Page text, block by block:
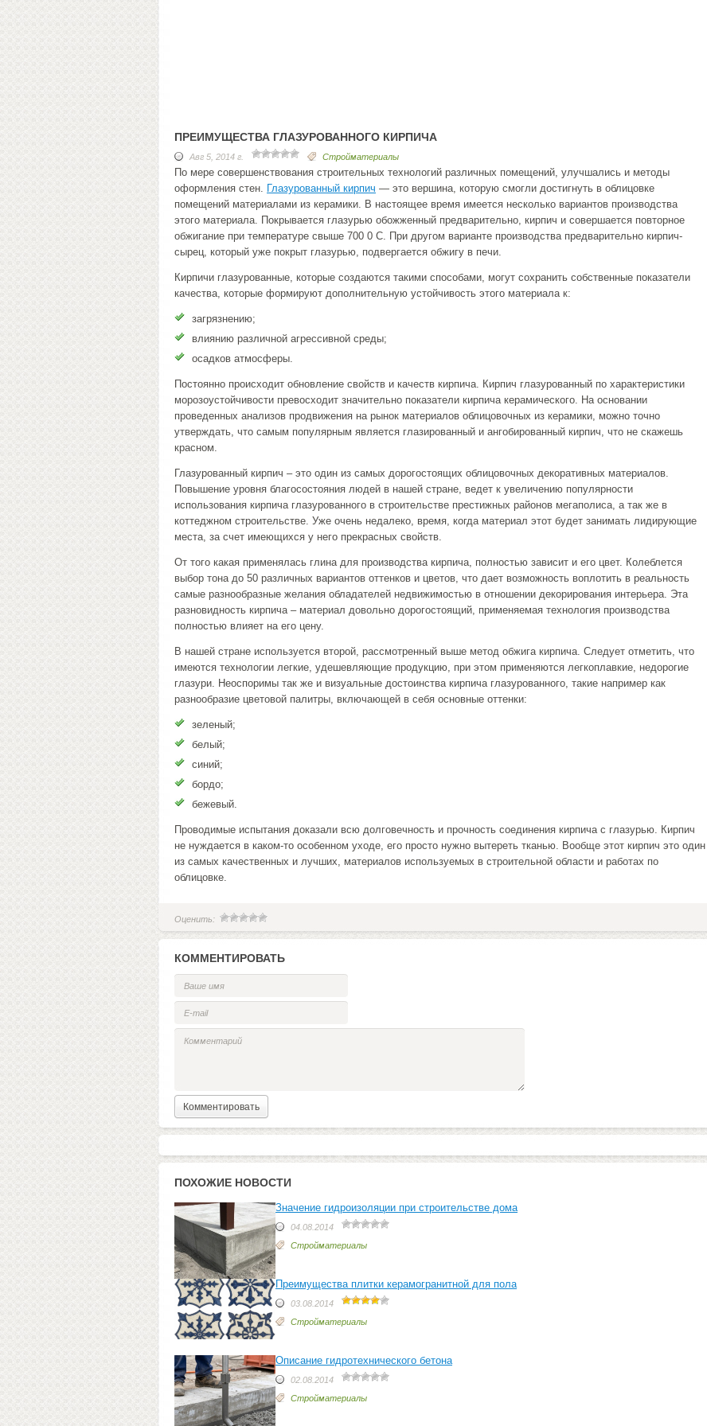
ПРЕИМУЩЕСТВА ГЛАЗУРОВАННОГО КИРПИЧА
Авг 5, 2014 г. Стройматериалы
По мере совершенствования строительных технологий различных помещений, улучшались и методы
оформления стен. Глазурованный кирпич — это вершина, которую смогли достигнуть в облицовке
помещений материалами из керамики. В настоящее время имеется несколько вариантов производства
этого материала. Покрывается глазурью обожженный предварительно, кирпич и совершается повторное
обжигание при температуре свыше 700 0 С. При другом варианте производства предварительно кирпич-
сырец, который уже покрыт глазурью, подвергается обжигу в печи.
Кирпичи глазурованные, которые создаются такими способами, могут сохранить собственные показатели
качества, которые формируют дополнительную устойчивость этого материала к:
загрязнению;
влиянию различной агрессивной среды;
осадков атмосферы.
Постоянно происходит обновление свойств и качеств кирпича. Кирпич глазурованный по характеристики
морозоустойчивости превосходит значительно показатели кирпича керамического. На основании
проведенных анализов продвижения на рынок материалов облицовочных из керамики, можно точно
утверждать, что самым популярным является глазированный и ангобированный кирпич, что не скажешь
красном.
Глазурованный кирпич – это один из самых дорогостоящих облицовочных декоративных материалов.
Повышение уровня благосостояния людей в нашей стране, ведет к увеличению популярности
использования кирпича глазурованного в строительстве престижных районов мегаполиса, а так же в
коттеджном строительстве. Уже очень недалеко, время, когда материал этот будет занимать лидирующие
места, за счет имеющихся у него прекрасных свойств.
От того какая применялась глина для производства кирпича, полностью зависит и его цвет. Колеблется
выбор тона до 50 различных вариантов оттенков и цветов, что дает возможность воплотить в реальность
самые разнообразные желания обладателей недвижимостью в отношении декорирования интерьера. Эта
разновидность кирпича – материал довольно дорогостоящий, применяемая технология производства
полностью влияет на его цену.
В нашей стране используется второй, рассмотренный выше метод обжига кирпича. Следует отметить, что
имеются технологии легкие, удешевляющие продукцию, при этом применяются легкоплавкие, недорогие
глазури. Неоспоримы так же и визуальные достоинства кирпича глазурованного, такие например как
разнообразие цветовой палитры, включающей в себя основные оттенки:
зеленый;
белый;
синий;
бордо;
бежевый.
Проводимые испытания доказали всю долговечность и прочность соединения кирпича с глазурью. Кирпич
не нуждается в каком-то особенном уходе, его просто нужно вытереть тканью. Вообще этот кирпич это один
из самых качественных и лучших, материалов используемых в строительной области и работах по
облицовке.
Оценить:
КОММЕНТИРОВАТЬ
ПОХОЖИЕ НОВОСТИ
Значение гидроизоляции при строительстве дома
04.08.2014
Стройматериалы
Преимущества плитки керамогранитной для пола
03.08.2014
Стройматериалы
Описание гидротехнического бетона
02.08.2014
Стройматериалы